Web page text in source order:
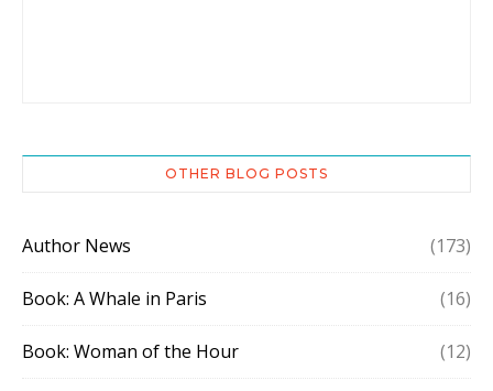
OTHER BLOG POSTS
Author News (173)
Book: A Whale in Paris (16)
Book: Woman of the Hour (12)